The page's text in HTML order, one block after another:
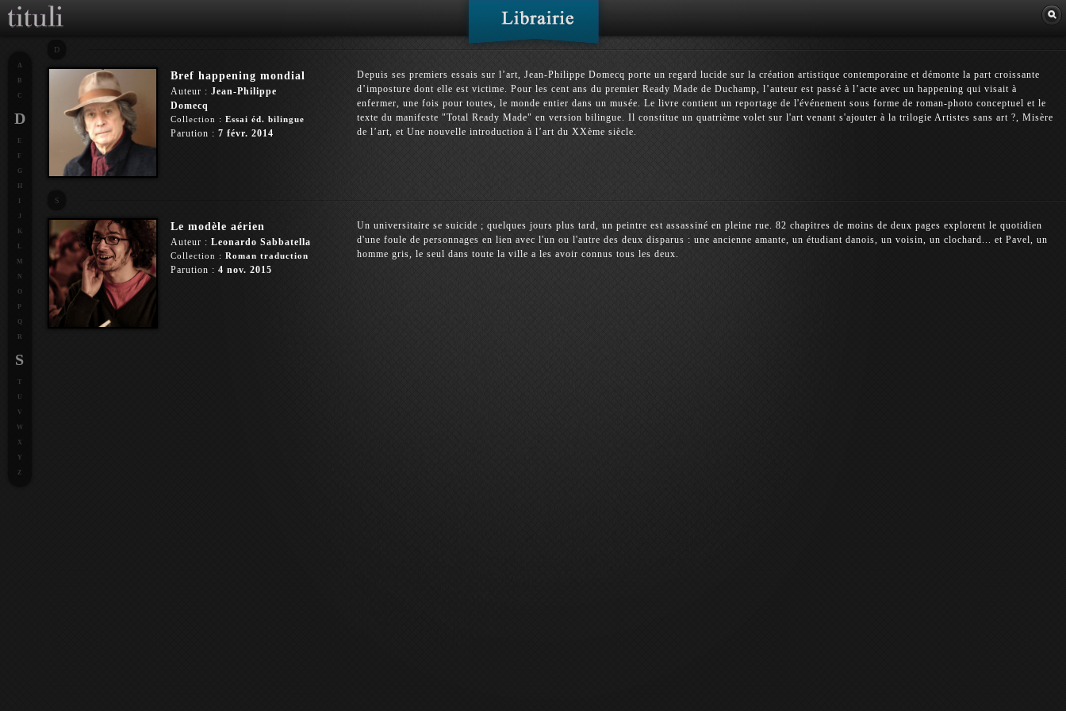
D
Bref happening mondial
Auteur : Jean-Philippe
Domecq
Collection : Essai éd. bilingue
Parution : 7 févr. 2014
Depuis ses premiers essais sur l’art, Jean-Philippe Domecq porte un regard lucide sur la création artistique contemporaine et démonte la part croissante
d’imposture dont elle est victime. Pour les cent ans du premier Ready Made de Duchamp, l’auteur est passé à l’acte avec un happening qui visait à
enfermer, une fois pour toutes, le monde entier dans un musée. Le livre contient un reportage de l'événement sous forme de roman-photo conceptuel et le
texte du manifeste "Total Ready Made" en version bilingue. Il constitue un quatrième volet sur l'art venant s'ajouter à la trilogie Artistes sans art ?, Misère
de l’art, et Une nouvelle introduction à l’art du XXème siècle.
S
Le modèle aérien
Auteur : Leonardo Sabbatella
Collection : Roman traduction
Parution : 4 nov. 2015
Un universitaire se suicide ; quelques jours plus tard, un peintre est assassiné en pleine rue. 82 chapitres de moins de deux pages explorent le quotidien
d'une foule de personnages en lien avec l'un ou l'autre des deux disparus : une ancienne amante, un étudiant danois, un voisin, un clochard... et Pavel, un
homme gris, le seul dans toute la ville a les avoir connus tous les deux.
A
B
C
D
E
F
G
J
K
L
M
N
O
P
Q
R
S
T
U
V
W
X
Y
Z